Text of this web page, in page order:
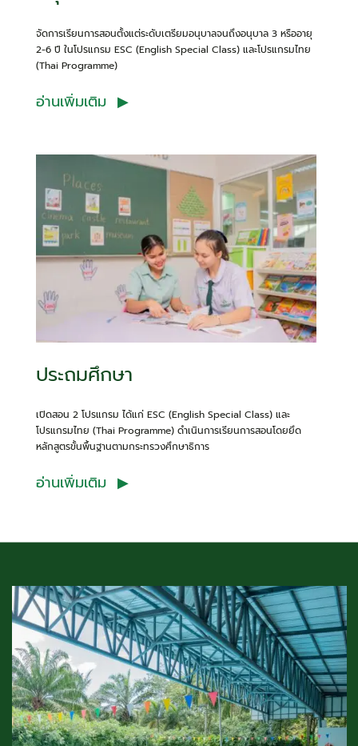
จัดการเรียนการสอนตั้งแต่ระดับเตรียมอนุบาลจนถึงอนุบาล 3 หรืออายุ
2-6 ปี ในโปรแกรม ESC (English Special Class) และโปรแกรมไทย
(Thai Programme)
อ่านเพิ่มเติม ▶
ประถมศึกษา
เปิดสอน 2 โปรแกรม ได้แก่ ESC (English Special Class) และ
โปรแกรมไทย (Thai Programme) ดำเนินการเรียนการสอนโดยยึด
หลักสูตรขั้นพื้นฐานตามกระทรวงศึกษาธิการ
อ่านเพิ่มเติม ▶